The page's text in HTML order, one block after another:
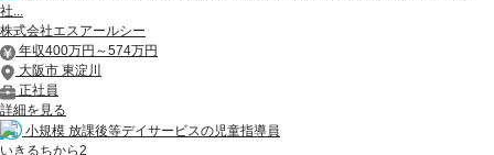
社...
株式会社エスアールシー
年収400万円～574万円
大阪市 東淀川
正社員
詳細を見る
小規模 放課後等デイサービスの児童指導員
いきるちから2